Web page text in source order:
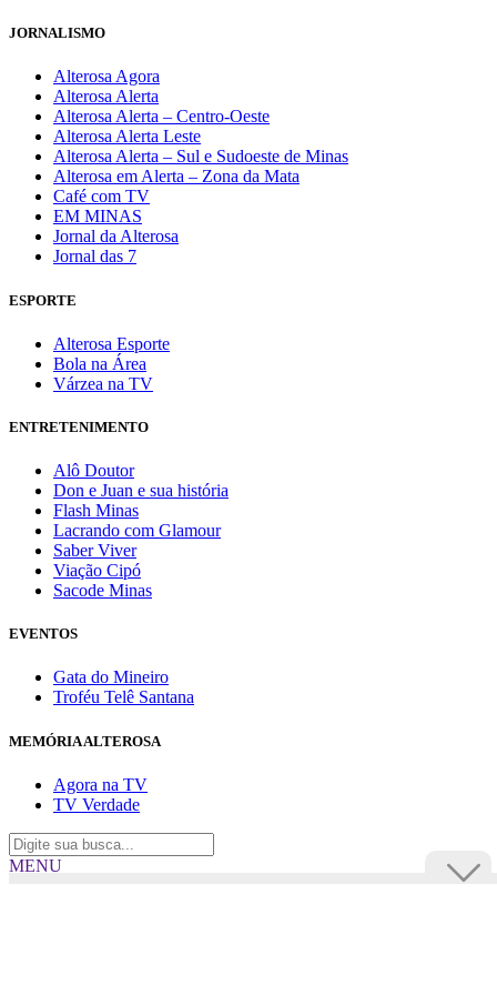
JORNALISMO
Alterosa Agora
Alterosa Alerta
Alterosa Alerta – Centro-Oeste
Alterosa Alerta Leste
Alterosa Alerta – Sul e Sudoeste de Minas
Alterosa em Alerta – Zona da Mata
Café com TV
EM MINAS
Jornal da Alterosa
Jornal das 7
ESPORTE
Alterosa Esporte
Bola na Área
Várzea na TV
ENTRETENIMENTO
Alô Doutor
Don e Juan e sua história
Flash Minas
Lacrando com Glamour
Saber Viver
Viação Cipó
Sacode Minas
EVENTOS
Gata do Mineiro
Troféu Telê Santana
MEMÓRIA ALTEROSA
Agora na TV
TV Verdade
MENU